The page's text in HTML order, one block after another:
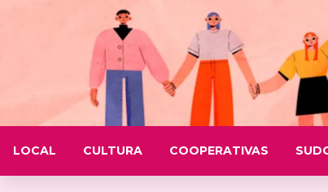
LOCAL CULTURA COOPERATIVAS